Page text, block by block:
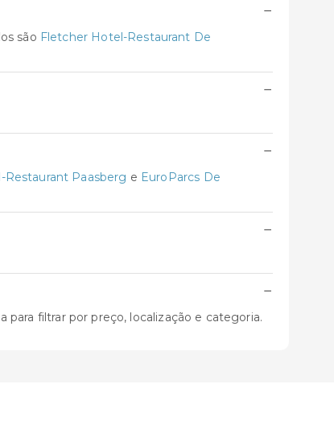
−
são Fletcher Hotel-Restaurant De
−
−
Paasberg e EuroParcs De
−
−
filtrar por preço, localização e categoria.